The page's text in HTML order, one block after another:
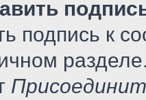
подпись к